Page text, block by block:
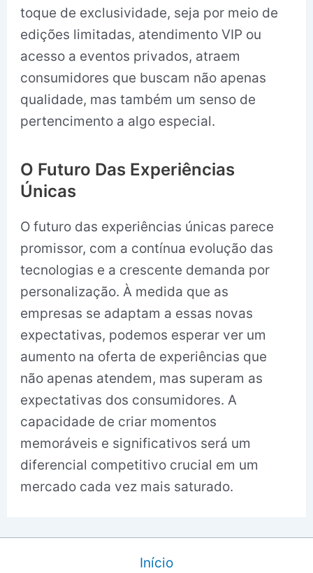
toque de exclusividade, seja por meio de
edições limitadas, atendimento VIP ou
acesso a eventos privados, atraem
consumidores que buscam não apenas
qualidade, mas também um senso de
pertencimento a algo especial.
O Futuro Das Experiências
Únicas
O futuro das experiências únicas parece
promissor, com a contínua evolução das
tecnologias e a crescente demanda por
personalização. À medida que as
empresas se adaptam a essas novas
expectativas, podemos esperar ver um
aumento na oferta de experiências que
não apenas atendem, mas superam as
expectativas dos consumidores. A
capacidade de criar momentos
memoráveis e significativos será um
diferencial competitivo crucial em um
mercado cada vez mais saturado.
Início